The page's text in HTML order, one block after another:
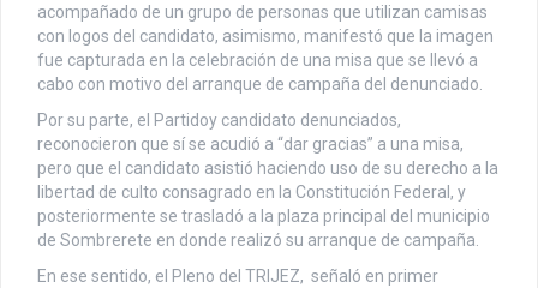
acompañado de un grupo de personas que utilizan camisas
con logos del candidato, asimismo, manifestó que la imagen
fue capturada en la celebración de una misa que se llevó a
cabo con motivo del arranque de campaña del denunciado.
Por su parte, el Partidoy candidato denunciados,
reconocieron que sí se acudió a “dar gracias” a una misa,
pero que el candidato asistió haciendo uso de su derecho a la
libertad de culto consagrado en la Constitución Federal, y
posteriormente se trasladó a la plaza principal del municipio
de Sombrerete en donde realizó su arranque de campaña.
En ese sentido, el Pleno del TRIJEZ, señaló en primer